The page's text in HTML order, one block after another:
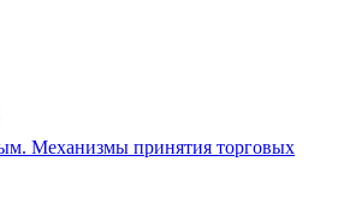
Механизмы принятия торговых